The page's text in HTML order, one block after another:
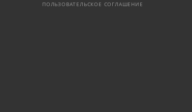
ПОЛЬЗОВАТЕЛЬСКОЕ СОГЛАШЕНИЕ